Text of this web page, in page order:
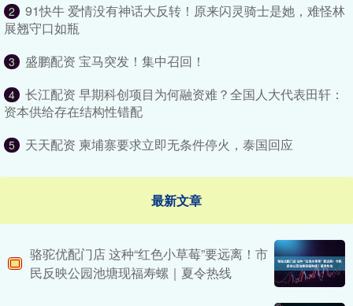
2
91快牛 爱情没有神话大反转！原来闪灵骑士是她，难怪林
展翘守口如瓶
3 盛鹏配资 宝马突发！集中召回！
4
长江配资 早期科创项目为何融资难？全国人大代表田轩：
资本供给存在结构性错配
5 天天配资 柬埔寨要求立即无条件停火，泰国回应
最新文章
骆驼优配门店 这种“红色小草莓”要远离！市
民反映公园池塘现福寿螺｜夏令热线